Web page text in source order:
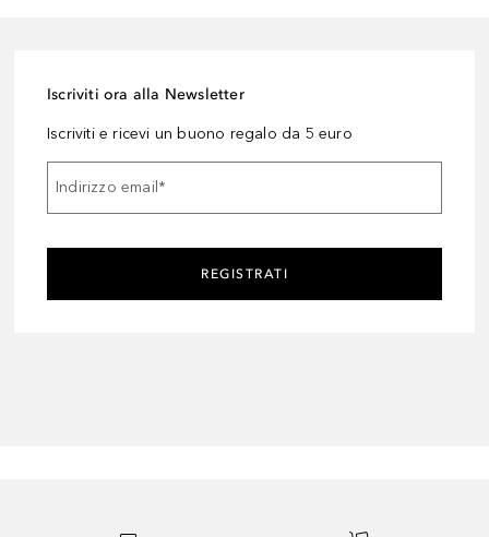
Iscriviti ora alla Newsletter
Iscriviti e ricevi un buono regalo da 5 euro
Indirizzo email*
REGISTRATI